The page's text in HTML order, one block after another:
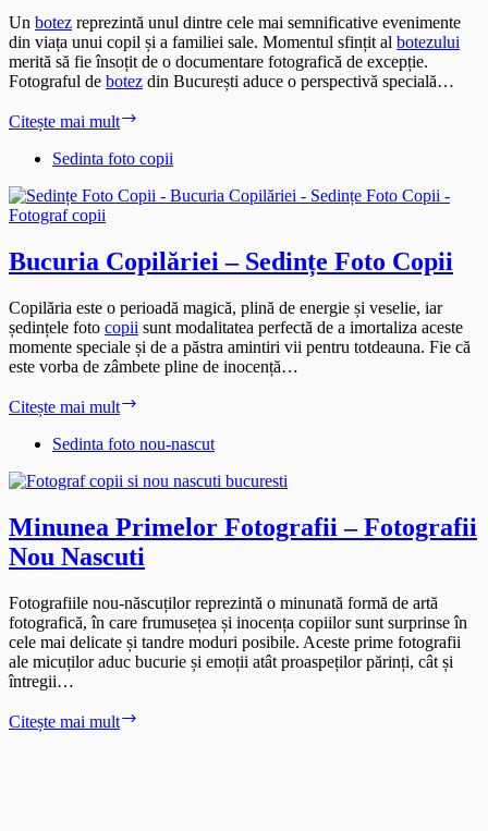
Un botez reprezintă unul dintre cele mai semnificative evenimente
din viața unui copil și a familiei sale. Momentul sfințit al botezului
merită să fie însoțit de o documentare fotografică de excepție.
Fotograful de botez din București aduce o perspectivă specială…
Citește mai mult
București
Îmbrățișând
Unice
Sedinta foto copii
Bucuria Copilăriei – Sedințe Foto Copii
Copilăria este o perioadă magică, plină de energie și veselie, iar
ședințele foto copii sunt modalitatea perfectă de a imortaliza aceste
momente speciale și de a păstra amintiri vii pentru totdeauna. Fie că
este vorba de zâmbete pline de inocență…
Citește mai mult
–
Foto
Sedinta foto nou-nascut
Minunea Primelor Fotografii – Fotografii
Nou Nascuti
Fotografiile nou-născuților reprezintă o minunată formă de artă
fotografică, în care frumusețea și inocența copiilor sunt surprinse în
cele mai delicate și tandre moduri posibile. Aceste prime fotografii
ale micuților aduc bucurie și emoții atât proaspeților părinți, cât și
întregii…
Citește mai mult